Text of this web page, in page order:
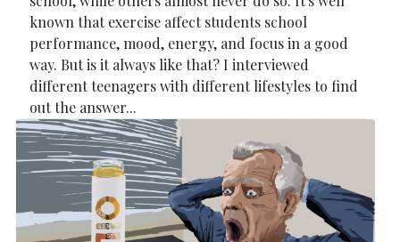
known that exercise affect students school
performance, mood, energy, and focus in a good
way. But is it always like that? I interviewed
different teenagers with different lifestyles to find
out the answer...